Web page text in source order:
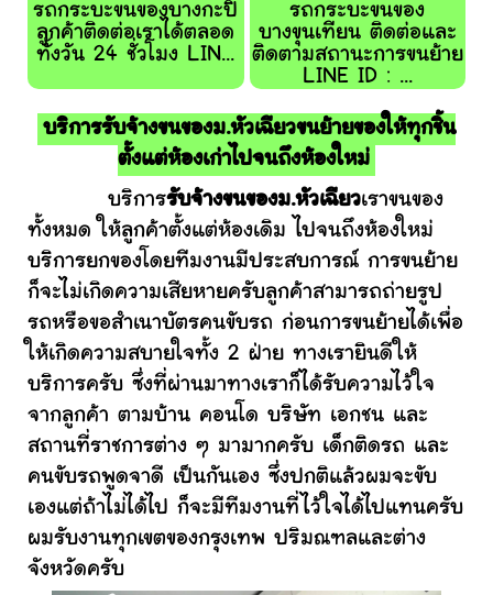
รถกระบะขนของบางกะปิ
ลูกค้าติดต่อเราได้ตลอด
ทั้งวัน 24 ชั่วโมง LIN...
รถกระบะขนของ
บางขุนเทียน ติดต่อและ
ติดตามสถานะการขนย้าย
LINE ID : ...
บริการรับจ้างขนของม.หัวเฉียวขนย้ายของให้ทุกชิ้น
ตั้งแต่ห้องเก่าไปจนถึงห้องใหม่
บริการรับจ้างขนของม.หัวเฉียวเราขนของ
ทั้งหมด ให้ลูกค้าตั้งแต่ห้องเดิม ไปจนถึงห้องใหม่
บริการยกของโดยทีมงานมีประสบการณ์ การขนย้าย
ก็จะไม่เกิดความเสียหายครับลูกค้าสามารถถ่ายรูป
รถหรือขอสำเนาบัตรคนขับรถ ก่อนการขนย้ายได้เพื่อ
ให้เกิดความสบายใจทั้ง 2 ฝ่าย ทางเรายินดีให้
บริการครับ ซึ่งที่ผ่านมาทางเราก็ได้รับความไว้ใจ
จากลูกค้า ตามบ้าน คอนโด บริษัท เอกชน และ
สถานที่ราชการต่าง ๆ มามากครับ เด็กติดรถ และ
คนขับรถพูดจาดี เป็นกันเอง ซึ่งปกติแล้วผมจะขับ
เองแต่ถ้าไม่ได้ไป ก็จะมีทีมงานที่ไว้ใจได้ไปแทนครับ
ผมรับงานทุกเขตของกรุงเทพ ปริมณฑลและต่าง
จังหวัดครับ